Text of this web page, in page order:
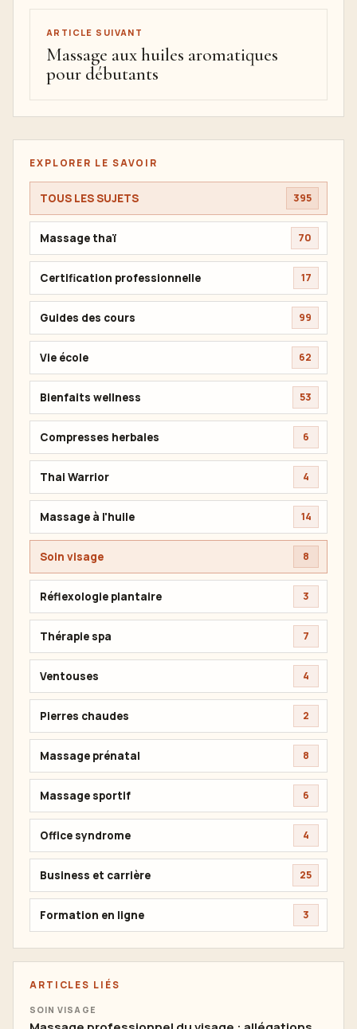
ARTICLE SUIVANT
Massage aux huiles aromatiques
pour débutants
EXPLORER LE SAVOIR
TOUS LES SUJETS 395
Massage thaï 70
Certification professionnelle 17
Guides des cours 99
Vie école 62
Bienfaits wellness 53
Compresses herbales 6
Thai Warrior 4
Massage à l'huile 14
Soin visage 8
Réflexologie plantaire 3
Thérapie spa 7
Ventouses 4
Pierres chaudes 2
Massage prénatal 8
Massage sportif 6
Office syndrome 4
Business et carrière 25
Formation en ligne 3
ARTICLES LIÉS
SOIN VISAGE